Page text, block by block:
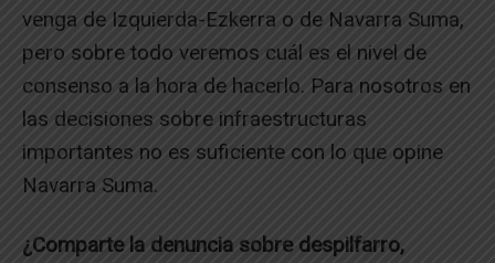
venga de Izquierda-Ezkerra o de Navarra Suma,
pero sobre todo veremos cuál es el nivel de
consenso a la hora de hacerlo. Para nosotros en
las decisiones sobre infraestructuras
importantes no es suficiente con lo que opine
Navarra Suma.
¿Comparte la denuncia sobre despilfarro,